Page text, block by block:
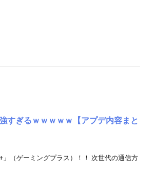
すぎるｗｗｗｗｗ【アプデ内容まと
（ゲーミングプラス）！！ 次世代の通信方